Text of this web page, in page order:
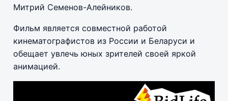
Митрий Семенов-Алейников.
Фильм является совместной работой
кинематографистов из России и Беларуси и
обещает увлечь юных зрителей своей яркой
анимацией.